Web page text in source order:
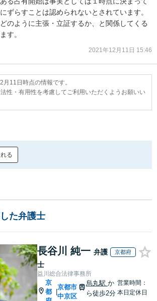
ずらすことは認められないとされています。
のように主張・立証するか、と関係してくる
す。
2021年12月11日 15:46
11日時点の情報です。
性・有用性を考慮してご利用いただくようお願いい
る
た弁護士
長谷川 純一 弁護
士
京都府
益川総合法律事務所
京
都
京都市
中京区
烏丸駅 か
ら徒歩2分
営業時間：
本日定休日